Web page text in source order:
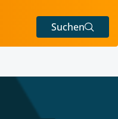
Suchen